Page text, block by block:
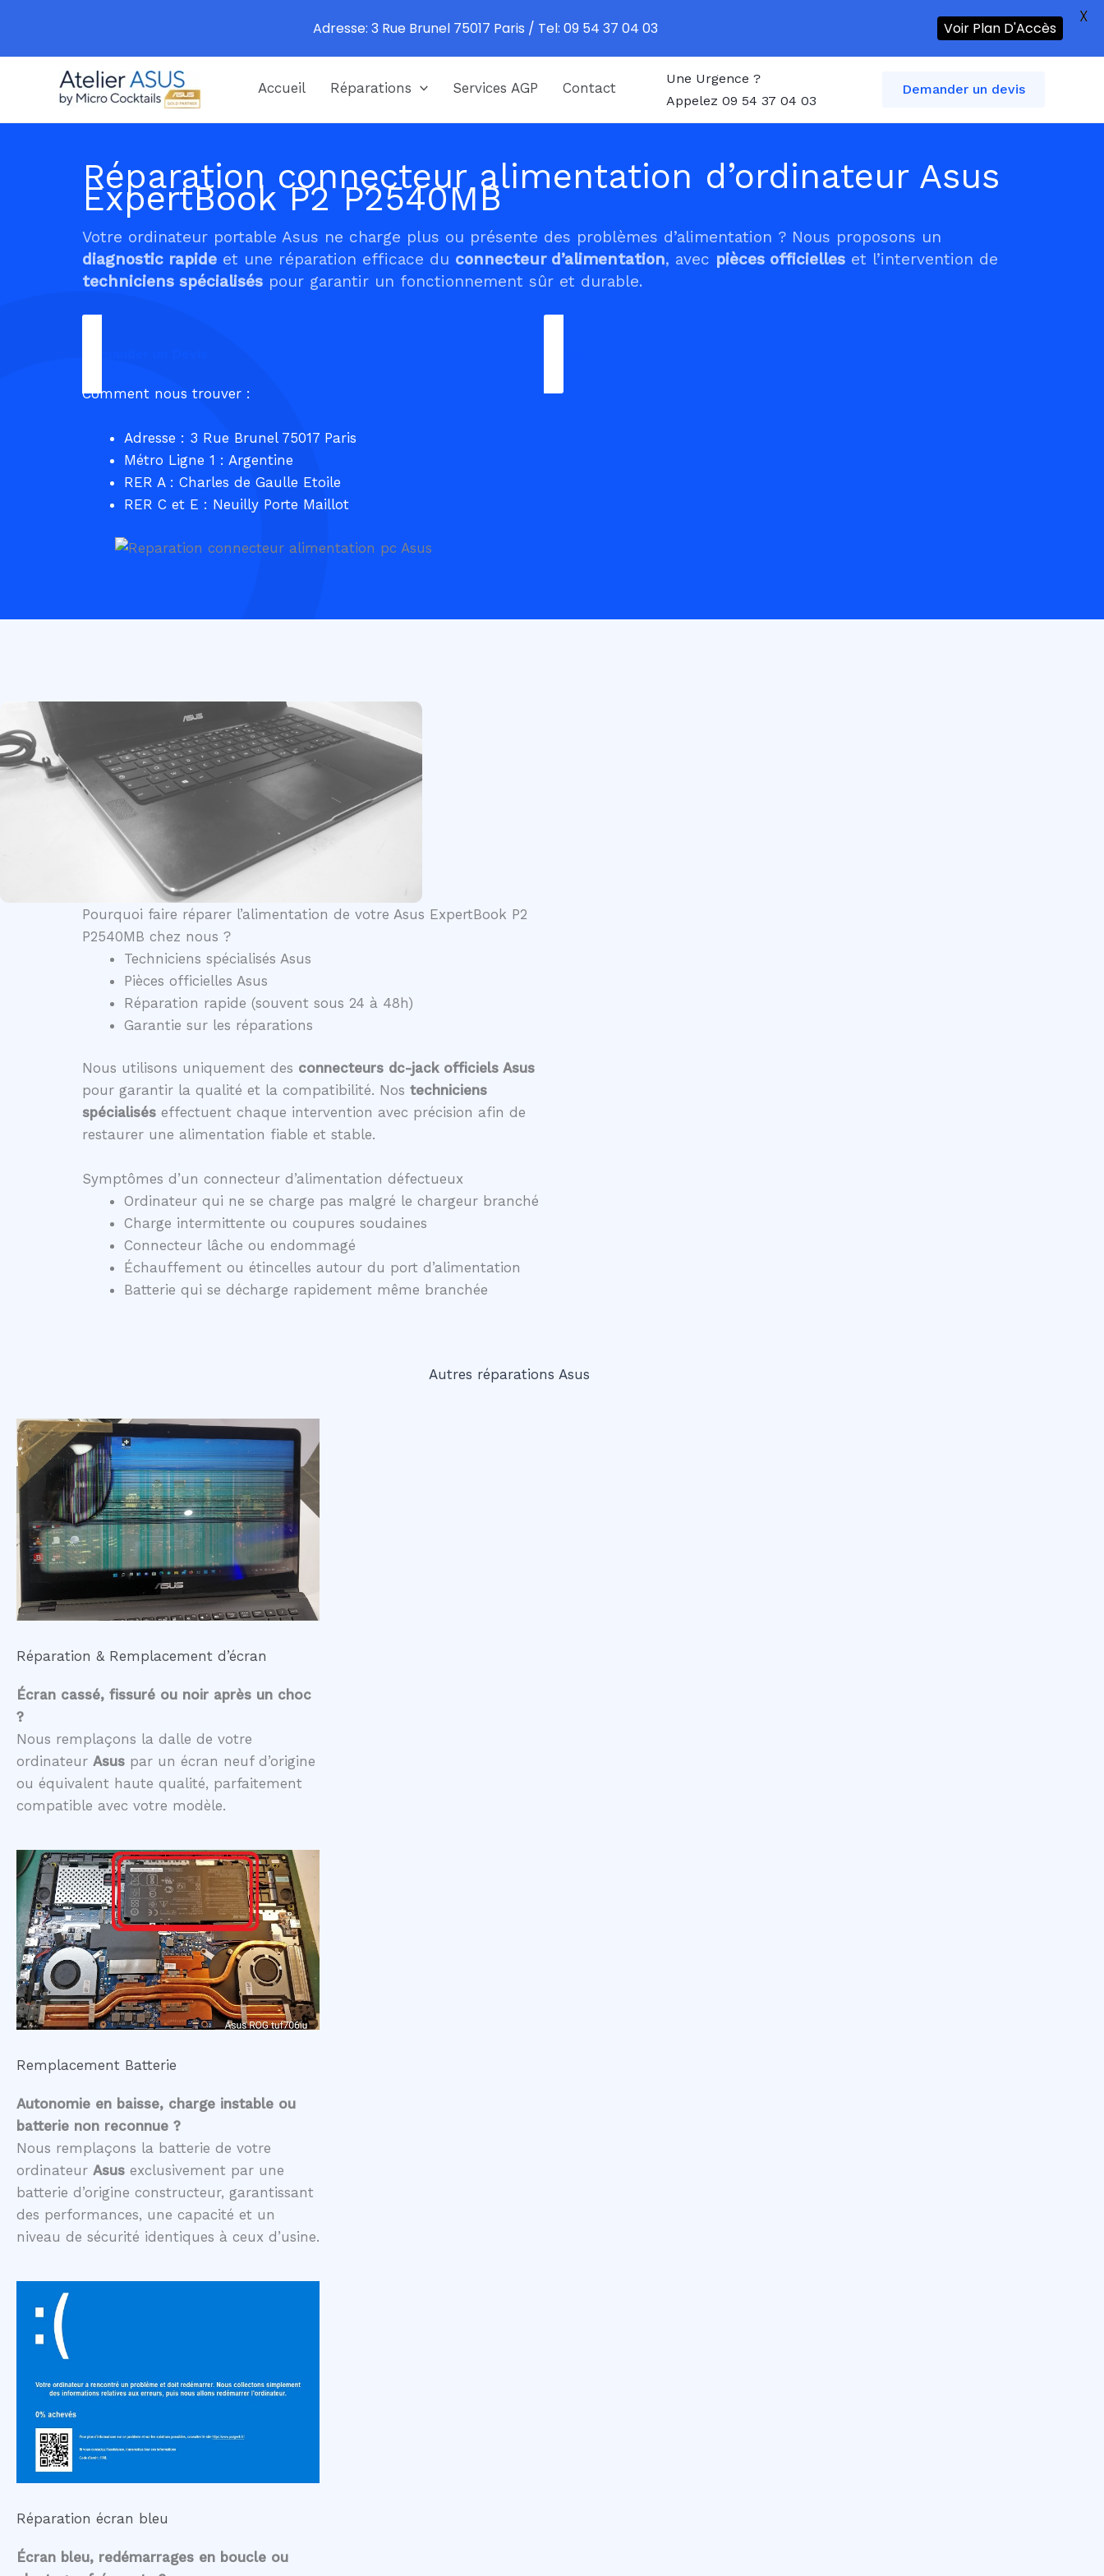
Accueil Réparations Services AGP Contact
Une Urgence ?
Appelez 09 54 37 04 03
Demander un devis
Réparation connecteur alimentation d’ordinateur Asus
ExpertBook P2 P2540MB
Votre ordinateur portable Asus ne charge plus ou présente des problèmes d’alimentation ? Nous proposons un
diagnostic rapide et une réparation efficace du connecteur d’alimentation, avec pièces officielles et l’intervention de
techniciens spécialisés pour garantir un fonctionnement sûr et durable.
Comment nous trouver :
Adresse : 3 Rue Brunel 75017 Paris
Métro Ligne 1 : Argentine
RER A : Charles de Gaulle Etoile
RER C et E : Neuilly Porte Maillot
Pourquoi faire réparer l’alimentation de votre Asus ExpertBook P2
P2540MB chez nous ?
Techniciens spécialisés Asus
Pièces officielles Asus
Réparation rapide (souvent sous 24 à 48h)
Garantie sur les réparations
Nous utilisons uniquement des connecteurs dc-jack officiels Asus
pour garantir la qualité et la compatibilité. Nos techniciens
spécialisés effectuent chaque intervention avec précision afin de
restaurer une alimentation fiable et stable.
Symptômes d’un connecteur d’alimentation défectueux
Ordinateur qui ne se charge pas malgré le chargeur branché
Charge intermittente ou coupures soudaines
Connecteur lâche ou endommagé
Échauffement ou étincelles autour du port d’alimentation
Batterie qui se décharge rapidement même branchée
Autres réparations Asus
Réparation & Remplacement d’écran
Écran cassé, fissuré ou noir après un choc
?
Nous remplaçons la dalle de votre
ordinateur Asus par un écran neuf d’origine
ou équivalent haute qualité, parfaitement
compatible avec votre modèle.
Remplacement Batterie
Autonomie en baisse, charge instable ou
batterie non reconnue ?
Nous remplaçons la batterie de votre
ordinateur Asus exclusivement par une
batterie d’origine constructeur, garantissant
des performances, une capacité et un
niveau de sécurité identiques à ceux d’usine.
Réparation écran bleu
Écran bleu, redémarrages en boucle ou
Adresse: 3 Rue Brunel 75017 Paris / Tel: 09 54 37 04 03 Voir Plan D'Accès
X